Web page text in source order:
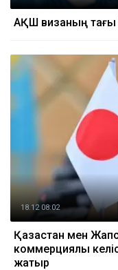
АҚШ визаның тағы
18.12 08:02
Қазақстан мен
коммерциялық
жатыр